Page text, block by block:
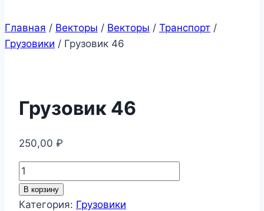
Главная / Векторы / Векторы / Транспорт /
Грузовики / Грузовик 46
Грузовик 46
250,00 ₽
Количество
товара
Грузовик
В корзину
Категория: Грузовики